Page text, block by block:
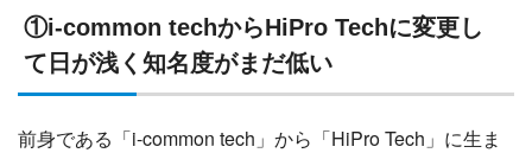
①i-common techからHiPro Techに変更し
て日が浅く知名度がまだ低い
前身である「i-common tech」から「HiPro Tech」に生ま